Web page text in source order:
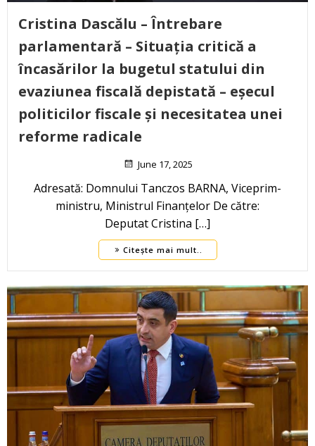
Cristina Dascălu – Întrebare
parlamentară – Situația critică a
încasărilor la bugetul statului din
evaziunea fiscală depistată – eșecul
politicilor fiscale și necesitatea unei
reforme radicale
June 17, 2025
Adresată: Domnului Tanczos BARNA, Viceprim-
ministru, Ministrul Finanțelor De către:
Deputat Cristina […]
Citește mai mult..